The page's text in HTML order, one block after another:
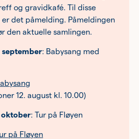
og gravidkafé. Til disse
det påmelding. Påmeldingen
den aktuelle samlingen.
september: Babysang med
12. august kl. 10.00)
oktober: Tur på Fløyen
på Fløyen